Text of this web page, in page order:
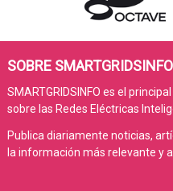
SOBRE SMARTGRIDSINFO
SMARTGRIDSINFO es el
sobre las Redes Eléctricas
Publica diariamente noticias,
la información más relevante y